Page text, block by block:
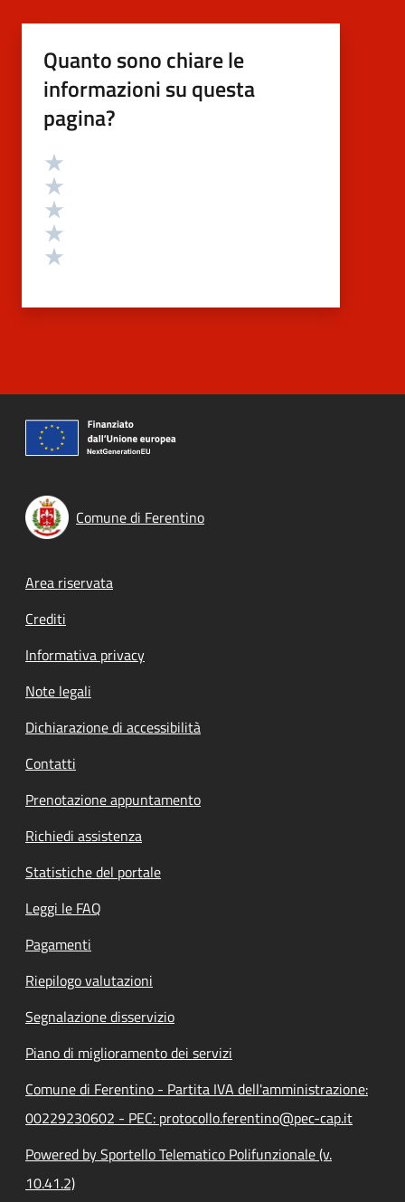
Quanto sono chiare le
informazioni su questa
pagina?
Valutazione
Comune di Ferentino
Footer menu
Area riservata
Crediti
Informativa privacy
Note legali
Dichiarazione di accessibilità
Contatti
Prenotazione appuntamento
Richiedi assistenza
Statistiche del portale
Leggi le FAQ
Pagamenti
Riepilogo valutazioni
Segnalazione disservizio
Piano di miglioramento dei servizi
Comune di Ferentino - Partita IVA dell'amministrazione:
00229230602 - PEC: protocollo.ferentino@pec-cap.it
Powered by Sportello Telematico Polifunzionale (v.
10.41.2)